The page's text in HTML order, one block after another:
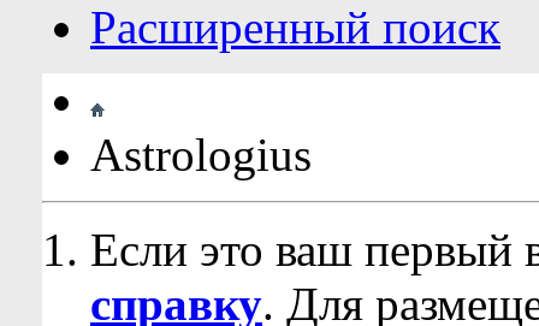
Расширенный поиск
Astrologius
Если это ваш первый
справку. Для